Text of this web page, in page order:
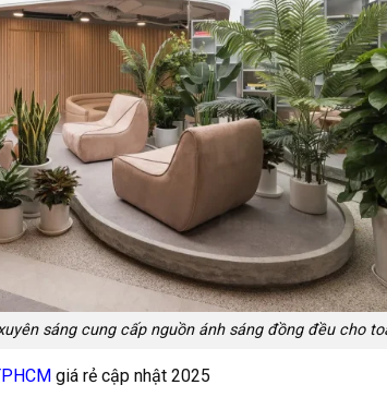
sáng cung cấp nguồn ánh sáng đồng đều cho
giá rẻ cập nhật 2025